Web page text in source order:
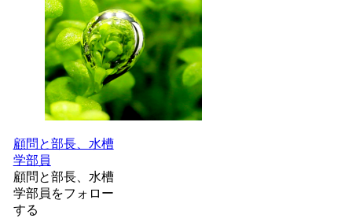
顧問と部長、水槽
学部員
顧問と部長、水槽
学部員をフォロー
する